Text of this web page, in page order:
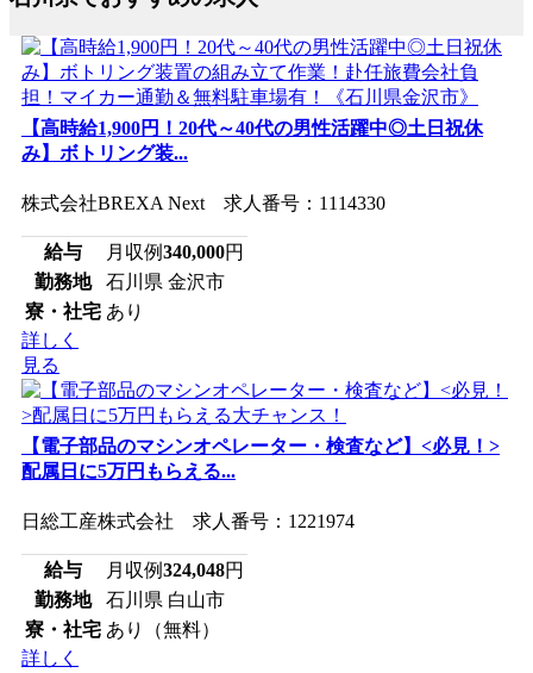
【高時給1,900円！20代～40代の男性活躍中◎土日祝休
み】ボトリング装...
株式会社BREXA Next 求人番号：1114330
給与 月収例340,000円
勤務地
石川県 金沢市
寮・社宅 あり
詳しく
見る
【電子部品のマシンオペレーター・検査など】<必見！>
配属日に5万円もらえる...
日総工産株式会社 求人番号：1221974
給与 月収例324,048円
勤務地
石川県 白山市
寮・社宅 あり（無料）
詳しく